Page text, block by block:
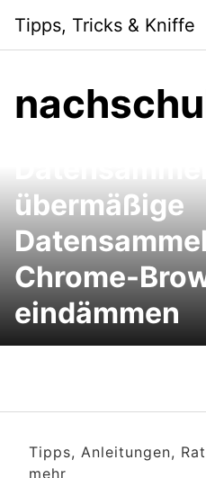
content
Tipps, Tricks & Kniffe
übermäßige
Chrome-
eindämmen
Tipps, Anleitungen,
mehr